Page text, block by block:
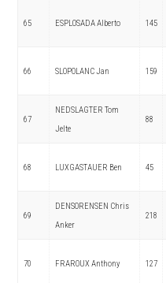
65 ESPLOSADA Alberto 145
66 SLOPOLANC Jan 159
67
NEDSLAGTER Tom
Jelte
88
68 LUXGASTAUER Ben 45
69
DENSORENSEN Chris
Anker
218
70 FRAROUX Anthony 127